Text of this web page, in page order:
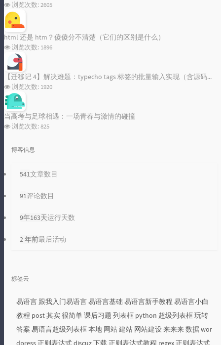
浏览次数: 2605
html 还是 htm？傻傻分不清楚（它们的区别是什么）
浏览次数: 1896
【迁移记 4】解决难题：typecho tags 标签的批量输入实现（含源码和成品）
浏览次数: 1920
当高考与足球相遇：一场青春与激情的碰撞
浏览次数: 825
博客信息
541文章数目
91评论数目
9年163天运行天数
2 年前最后活动
标签云
易语言 跟我入门易语言易语言基础 易语言新手教程 易语言小白
教程 post其实 很简单课后习题 列表框 python 超级列表框玩转
答案 易语言超级列表框本地 网站建站 网站建设来来来数据wor
dpress 正则表达式discuz下载 正则表达式教程 regex 正则表达式